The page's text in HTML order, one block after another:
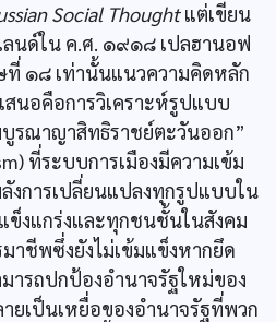
Social Thoughtแต่เขียน
นด์ใน ค.ศ. ๑๙๑๘ เปลฮานอฟ
ที่ ๑๘ เท่านั้นแนวความคิดหลัก
นอคือการวิเคราะห์รูปแบบ
บูรณาญาสิทธิราชย์ตะวันออก”
ที่ระบบการเมืองมีความเข้ม
งการเปลี่ยนแปลงทุกรูปแบบใน
ข็งแกร่งและทุกชนชั้นในสังคม
ชีพซึ่งยังไม่เข้มแข็งหากยึด
ารถปกป้องอำนาจรัฐใหม่ของ
ยเป็นเหยื่อของอำนาจรัฐที่พวก